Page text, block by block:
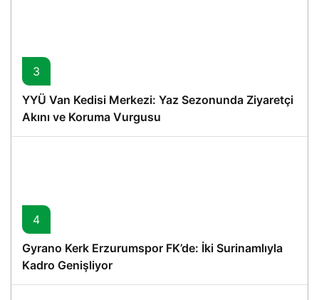
3
YYÜ Van Kedisi Merkezi: Yaz Sezonunda Ziyaretçi
Akını ve Koruma Vurgusu
4
Gyrano Kerk Erzurumspor FK’de: İki Surinamlıyla
Kadro Genişliyor